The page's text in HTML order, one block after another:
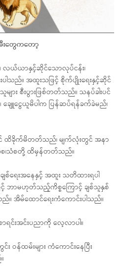
းတွေကတော့
လယ်ယာနှင့်ဆိုင်သောလုပ်ငန်း၊
ပါသည်။ အထူးသဖြင့် စိုက်ပျိုးရေးနှင့်ဆိုင်
များ စီးပွားဖြစ်တတ်သည်။ သနပ်ခါးပင်
ချေူငွေယူမိပါက ပြန်ဆပ်ရန်ခက်ခဲမည်၊
ထိခိုက်မိတတ်သည်၊ မျက်လုံးတွင် အနာ
စ၊သံစတို့ ထိမှန်တတ်သည်။
ျစ်ရေးအနေနှင့် အထူး သတိထားရပါ
ဘာမဟုတ်သည့်ကိစ္စကြောင့် ချစ်သူနှစ်
။ အိမ်ထောင်ရေးကံကောင်းပါသည်။
ရင်းအင်းပညာကို လေ့လာပါ။
ဝန်ထမ်းများ ကံကောင်းနေပြီး